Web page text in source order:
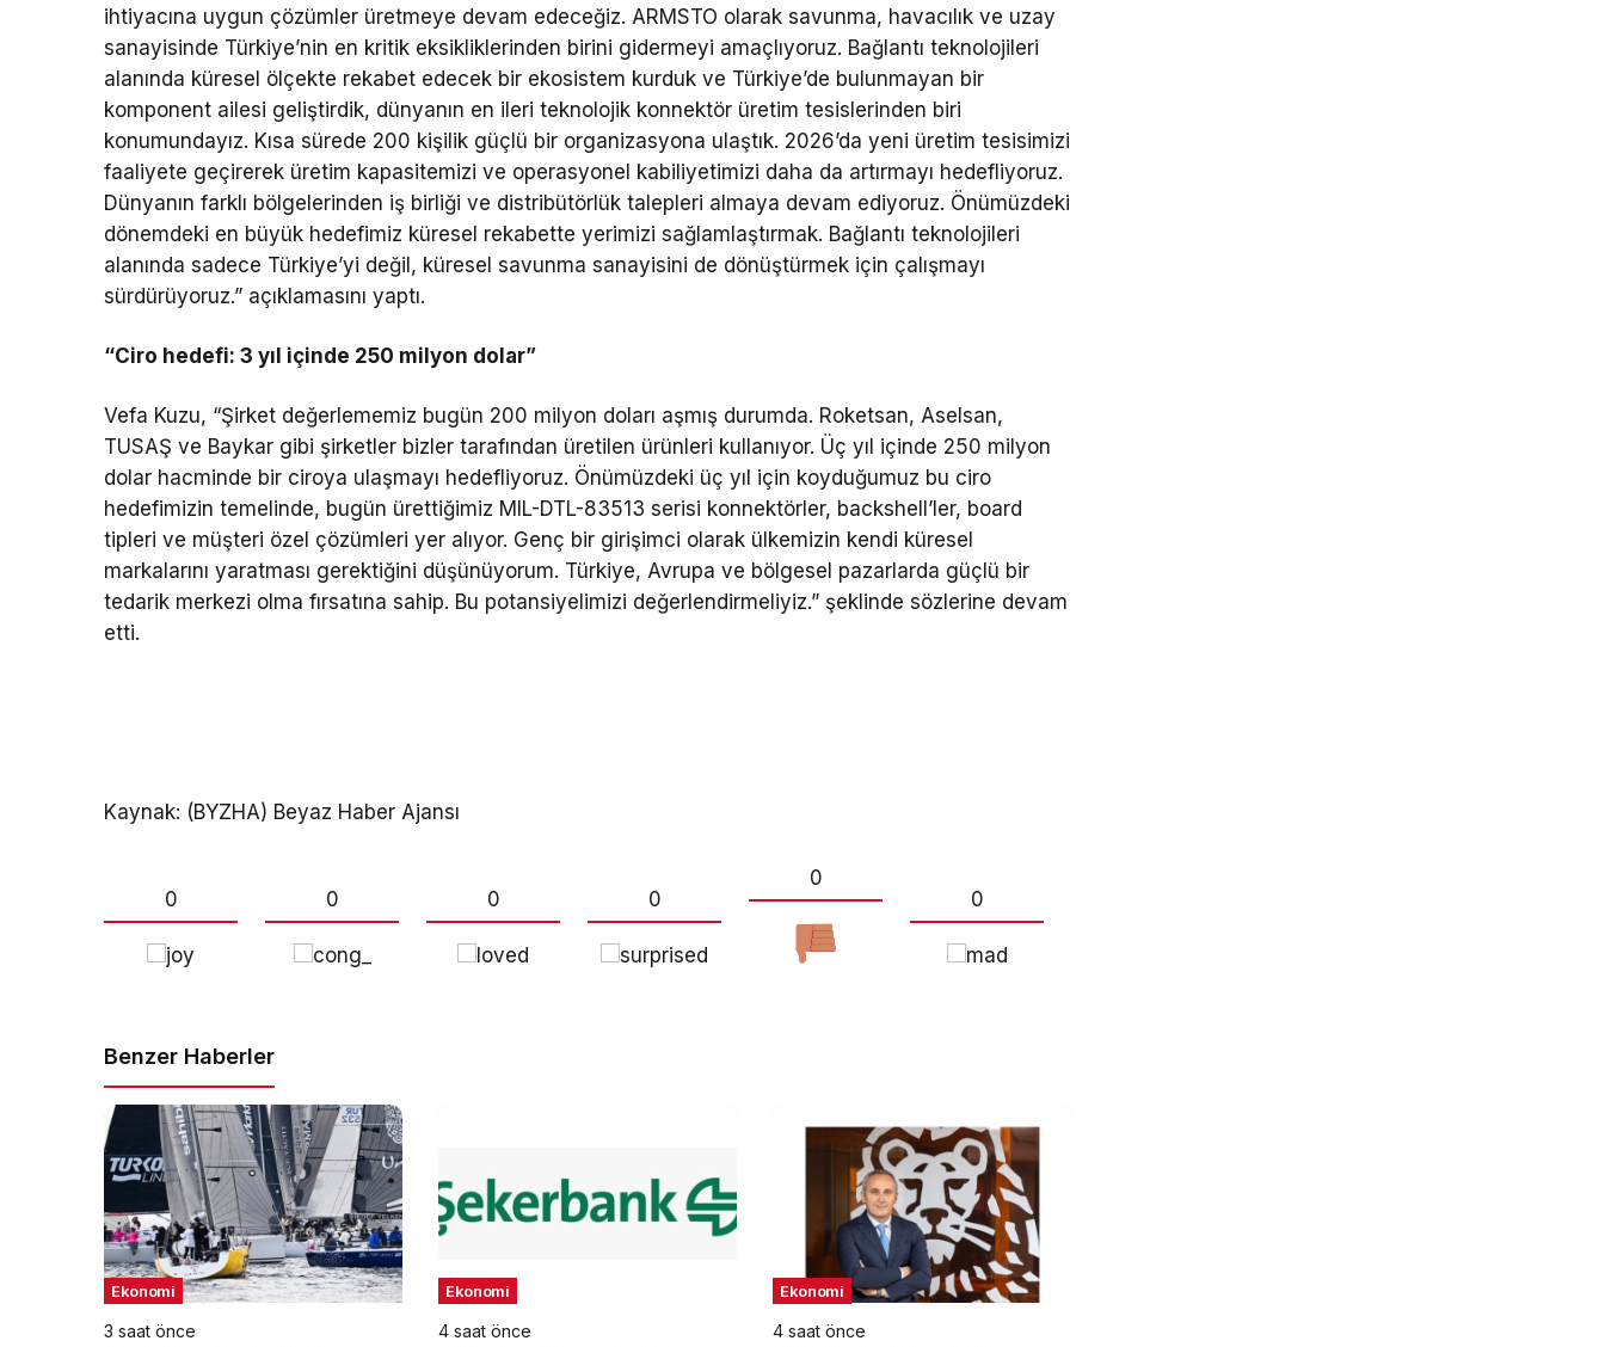
ihtiyacına uygun çözümler üretmeye devam edeceğiz. ARMSTO olarak savunma, havacılık ve uzay
sanayisinde Türkiye’nin en kritik eksikliklerinden birini gidermeyi amaçlıyoruz. Bağlantı teknolojileri
alanında küresel ölçekte rekabet edecek bir ekosistem kurduk ve Türkiye’de bulunmayan bir
komponent ailesi geliştirdik, dünyanın en ileri teknolojik konnektör üretim tesislerinden biri
konumundayız. Kısa sürede 200 kişilik güçlü bir organizasyona ulaştık. 2026’da yeni üretim tesisimizi
faaliyete geçirerek üretim kapasitemizi ve operasyonel kabiliyetimizi daha da artırmayı hedefliyoruz.
Dünyanın farklı bölgelerinden iş birliği ve distribütörlük talepleri almaya devam ediyoruz. Önümüzdeki
dönemdeki en büyük hedefimiz küresel rekabette yerimizi sağlamlaştırmak. Bağlantı teknolojileri
alanında sadece Türkiye’yi değil, küresel savunma sanayisini de dönüştürmek için çalışmayı
sürdürüyoruz.” açıklamasını yaptı.
“Ciro hedefi: 3 yıl içinde 250 milyon dolar”
Vefa Kuzu, “Şirket değerlememiz bugün 200 milyon doları aşmış durumda. Roketsan, Aselsan,
TUSAŞ ve Baykar gibi şirketler bizler tarafından üretilen ürünleri kullanıyor. Üç yıl içinde 250 milyon
dolar hacminde bir ciroya ulaşmayı hedefliyoruz. Önümüzdeki üç yıl için koyduğumuz bu ciro
hedefimizin temelinde, bugün ürettiğimiz MIL-DTL-83513 serisi konnektörler, backshell’ler, board
tipleri ve müşteri özel çözümleri yer alıyor. Genç bir girişimci olarak ülkemizin kendi küresel
markalarını yaratması gerektiğini düşünüyorum. Türkiye, Avrupa ve bölgesel pazarlarda güçlü bir
tedarik merkezi olma fırsatına sahip. Bu potansiyelimizi değerlendirmeliyiz.” şeklinde sözlerine devam
etti.
Kaynak: (BYZHA) Beyaz Haber Ajansı
0 0 0 0
0
0
Benzer Haberler
Ekonomi
3 saat önce
Ekonomi
4 saat önce
Ekonomi
4 saat önce